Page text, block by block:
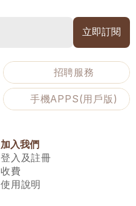
招聘服務
手機APPS(用戶版)
加入我們
登入及註冊
收費
使用說明